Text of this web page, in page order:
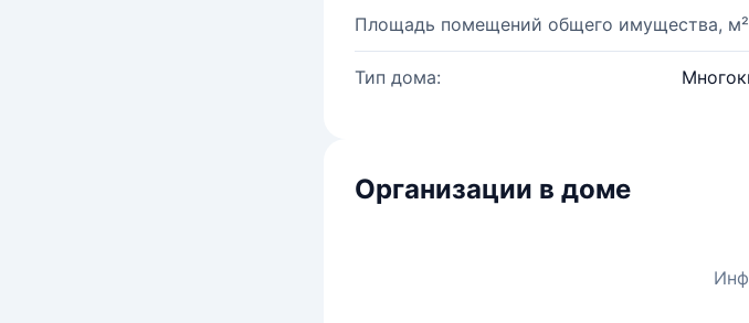
Площадь помещений общего имущества,
Тип дома:
Организации в доме